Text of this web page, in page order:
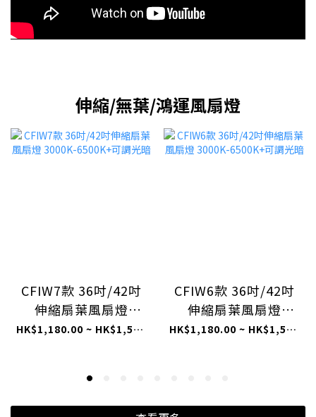
伸縮/無葉/鴻運風扇燈
CFIW7款 36吋/42吋
伸縮扇葉風扇燈
3000K-6500K+可調
HK$1,180.00 ~ HK$1,580.00
CFIW6款 36吋/42吋
伸縮扇葉風扇燈
3000K-6500K+可調
HK$1,180.00 ~ HK$1,580.00